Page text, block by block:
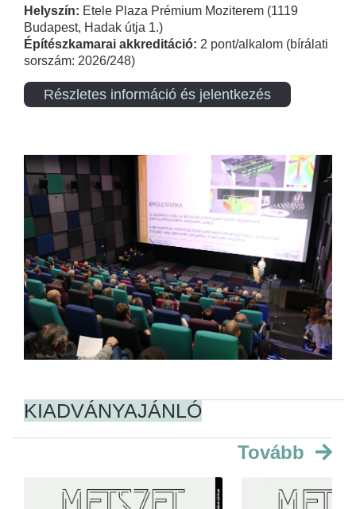
Helyszín: Etele Plaza Prémium Moziterem (1119
Budapest, Hadak útja 1.)
Építészkamarai akkreditáció: 2 pont/alkalom (bírálati
sorszám: 2026/248)
Részletes információ és jelentkezés
KIADVÁNYAJÁNLÓ
Tovább